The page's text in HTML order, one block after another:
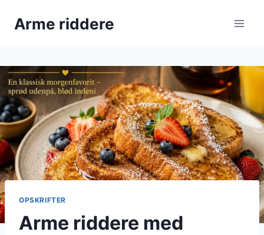
Arme riddere
OPSKRIFTER
Arme riddere med